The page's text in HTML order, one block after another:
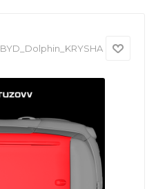
BYD_Dolphin_KRYSHA